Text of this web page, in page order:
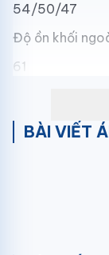
54/50/47
Độ ồn khối
61
581x1906x385
Kích thước
Trọng lượng
BÀI VIẾT